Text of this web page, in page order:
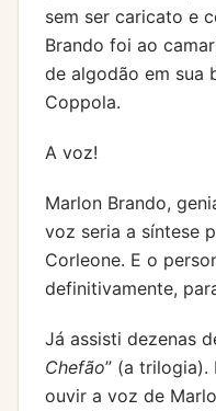
sem ser caricato e
Brando foi ao
de algodão em sua
Coppola.
A voz!
Marlon Brando,
voz seria a síntese
Corleone. E o
definitivamente,
Já assisti dezenas
Chefão” (a trilogia).
ouvir a voz de